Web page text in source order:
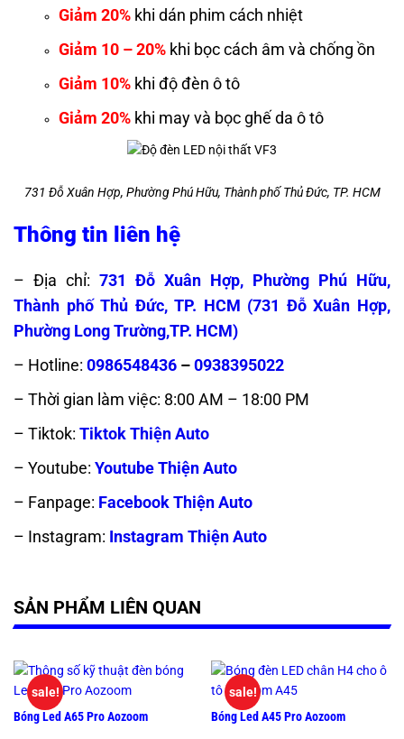
Giảm 20% khi dán phim cách nhiệt
Giảm 10 – 20% khi bọc cách âm và chống ồn
Giảm 10% khi độ đèn ô tô
Giảm 20% khi may và bọc ghế da ô tô
731 Đỗ Xuân Hợp, Phường Phú Hữu, Thành phố Thủ Đức, TP. HCM
Thông tin liên hệ
– Địa chỉ: 731 Đỗ Xuân Hợp, Phường Phú Hữu,
Thành phố Thủ Đức, TP. HCM (731 Đỗ Xuân Hợp,
Phường Long Trường,TP. HCM)
– Hotline: 0986548436 –0938395022
– Thời gian làm việc: 8:00 AM – 18:00 PM
– Tiktok: Tiktok Thiện Auto
– Youtube: Youtube Thiện Auto
– Fanpage: Facebook Thiện Auto
– Instagram: Instagram Thiện Auto
SẢN PHẨM LIÊN QUAN
Bóng Led A65 Pro Aozoom
sale!
Bóng Led A45 Pro Aozoom
sale!